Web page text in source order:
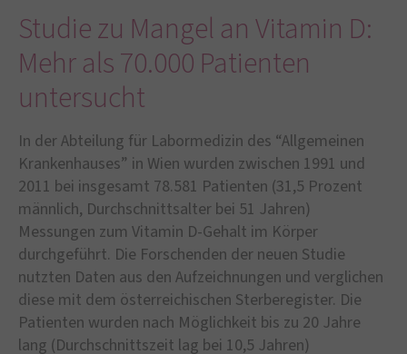
Studie zu Mangel an Vitamin D:
Mehr als 70.000 Patienten
untersucht
In der Abteilung für Labormedizin des “Allgemeinen
Krankenhauses” in Wien wurden zwischen 1991 und
2011 bei insgesamt 78.581 Patienten (31,5 Prozent
männlich, Durchschnittsalter bei 51 Jahren)
Messungen zum Vitamin D-Gehalt im Körper
durchgeführt. Die Forschenden der neuen Studie
nutzten Daten aus den Aufzeichnungen und verglichen
diese mit dem österreichischen Sterberegister. Die
Patienten wurden nach Möglichkeit bis zu 20 Jahre
lang (Durchschnittszeit lag bei 10,5 Jahren)